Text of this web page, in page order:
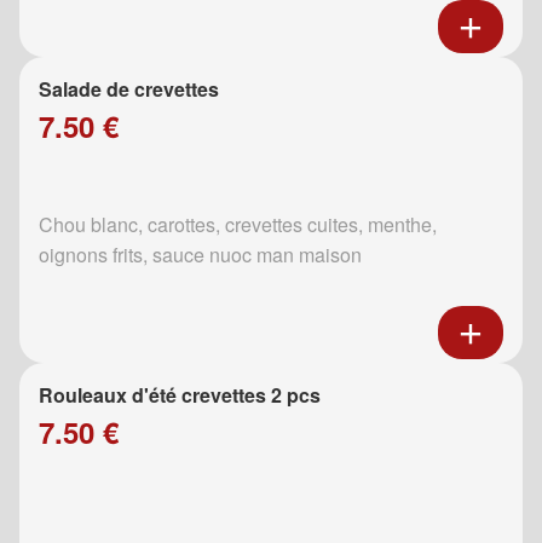
Salade de crevettes
7.50 €
Chou blanc, carottes, crevettes cuites, menthe,
oignons frits, sauce nuoc man maison
Rouleaux d'été crevettes 2 pcs
7.50 €